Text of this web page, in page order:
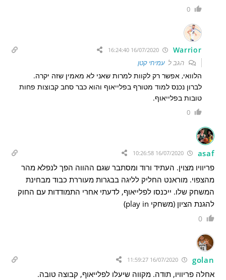
0
Warrior
16/07/2020 16:24:40
הגב לעמיחי קטן
הלוואי, אפשר רק לקוות למרות שאני לא מאמין שזה יקרה.
לברון נכנס למוד מטורף בפלייאוף והוא כבר סחב קבוצות פחות
טובות בפלייאוף.
0
asaf
16/07/2020 10:26:58
פריוויו מצוין. העתיד ורוד ומסתבר שגם ההווה הפך לנפלא מהר
מהצפוי. מוראנט החליק לליגה בבגרות מעוררת כבוד מבחינת
המשחק שלו. ייכנסו לפלייאוף, לדעתי אחרי התמודדות עם החוק
להגנת הציון (משחקי play in)
0
golan
אחלה פריוויו, תודה. מקווה שיעלו לפלייאוף, קבוצה טובה.